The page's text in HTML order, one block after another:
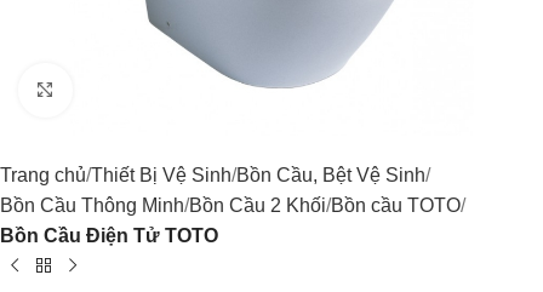
Trang chủ Thiết Bị Vệ Sinh Bồn Cầu, Bệt Vệ Sinh
Bồn Cầu Thông Minh Bồn Cầu 2 Khối Bồn cầu TOTO
Bồn Cầu Điện Tử TOTO